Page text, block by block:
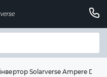
Solarverse Ampere Duo